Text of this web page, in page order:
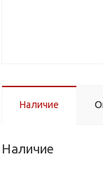
Наличие
Наличие